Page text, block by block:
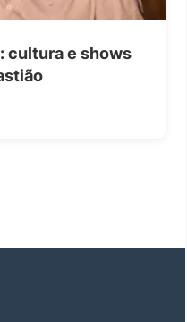
cultura e shows